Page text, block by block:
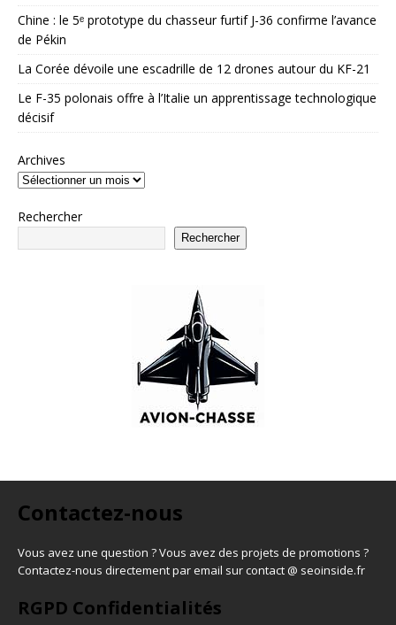
Chine : le 5ᵉ prototype du chasseur furtif J-36 confirme l’avance
de Pékin
La Corée dévoile une escadrille de 12 drones autour du KF-21
Le F-35 polonais offre à l’Italie un apprentissage technologique
décisif
Archives
Rechercher
Rechercher
Contactez-nous
Vous avez une question ? Vous avez des projets de promotions ?
Contactez-nous directement par email sur contact @ seoinside.fr
RGPD Confidentialités